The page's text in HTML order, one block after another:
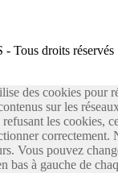
Tous droits réservés
des cookies pour
sur les
les cookies,
correctement.
Vous pouvez
bas à gauche de